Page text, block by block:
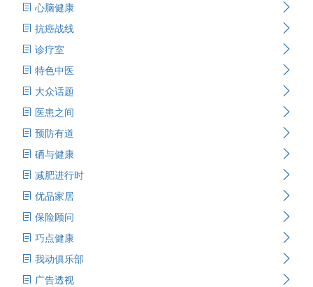
心脑健康
抗癌战线
诊疗室
特色中医
大众话题
医患之间
预防有道
硒与健康
减肥进行时
优品家居
保险顾问
巧点健康
我动俱乐部
广告透视